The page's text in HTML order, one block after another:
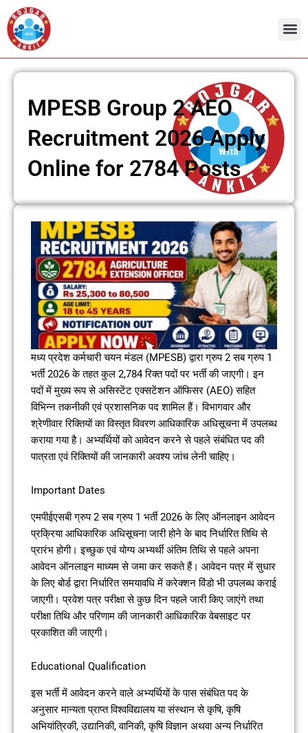
Skip
to
content
MPESB Group 2 AEO
Recruitment 2026 Apply
Online for 2784 Posts
मध्य प्रदेश कर्मचारी चयन मंडल (MPESB) द्वारा ग्रुप 2 सब ग्रुप 1
भर्ती 2026 के तहत कुल 2,784 रिक्त पदों पर भर्ती की जाएगी। इन
पदों में मुख्य रूप से असिस्टेंट एक्सटेंशन ऑफिसर (AEO) सहित
विभिन्न तकनीकी एवं प्रशासनिक पद शामिल हैं। विभागवार और
श्रेणीवार रिक्तियों का विस्तृत विवरण आधिकारिक अधिसूचना में उपलब्ध
कराया गया है। अभ्यर्थियों को आवेदन करने से पहले संबंधित पद की
पात्रता एवं रिक्तियों की जानकारी अवश्य जांच लेनी चाहिए।
Important Dates
एमपीईएसबी ग्रुप 2 सब ग्रुप 1 भर्ती 2026 के लिए ऑनलाइन आवेदन
प्रक्रिया आधिकारिक अधिसूचना जारी होने के बाद निर्धारित तिथि से
प्रारंभ होगी। इच्छुक एवं योग्य अभ्यर्थी अंतिम तिथि से पहले अपना
आवेदन ऑनलाइन माध्यम से जमा कर सकते हैं। आवेदन पत्र में सुधार
के लिए बोर्ड द्वारा निर्धारित समयावधि में करेक्शन विंडो भी उपलब्ध कराई
जाएगी। प्रवेश पत्र परीक्षा से कुछ दिन पहले जारी किए जाएंगे तथा
परीक्षा तिथि और परिणाम की जानकारी आधिकारिक वेबसाइट पर
प्रकाशित की जाएगी।
Educational Qualification
इस भर्ती में आवेदन करने वाले अभ्यर्थियों के पास संबंधित पद के
अनुसार मान्यता प्राप्त विश्वविद्यालय या संस्थान से कृषि, कृषि
अभियांत्रिकी, उद्यानिकी, वानिकी, कृषि विज्ञान अथवा अन्य निर्धारित